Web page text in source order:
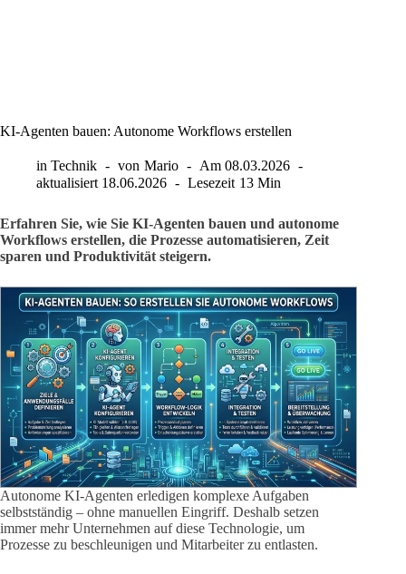
KI-Agenten bauen: Autonome Workflows erstellen
in Technik von Mario Am 08.03.2026
aktualisiert 18.06.2026 Lesezeit 13 Min
Erfahren Sie, wie Sie KI-Agenten bauen und autonome
Workflows erstellen, die Prozesse automatisieren, Zeit
sparen und Produktivität steigern.
Autonome KI-Agenten erledigen komplexe Aufgaben
selbstständig – ohne manuellen Eingriff. Deshalb setzen
immer mehr Unternehmen auf diese Technologie, um
Prozesse zu beschleunigen und Mitarbeiter zu entlasten.